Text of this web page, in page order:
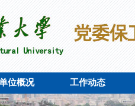
位概况 工作动态